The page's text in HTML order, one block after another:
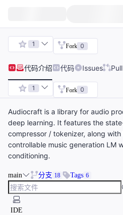
1 Fork 0
代码介绍 代码 Issues
1 Fork 0
Audiocraft is a library for audio
deep learning. It features the
compressor / tokenizer, along with
controllable music generation LM
conditioning.
main 分支 18 Tags 6
IDE